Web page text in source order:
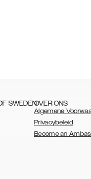
SWEDENOVER ONS
Algemene
Privacybeleid
Become an